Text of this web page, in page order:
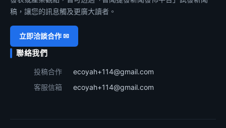
稿，讓您的訊息觸及更廣大讀者。
立即洽談合作 ✉
聯絡我們
投稿合作
ecoyah+114@gmail.com
客服信箱
ecoyah+114@gmail.com